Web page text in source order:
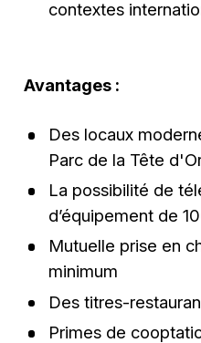
contextes
Avantages :
Des locaux
Parc de la Tête
La possibilité de
d’équipement de
Mutuelle prise en
minimum
Des titres-
Primes de